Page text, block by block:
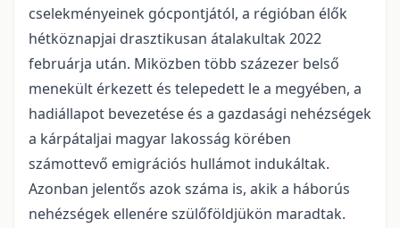
cselekményeinek gócpontjától, a régióban élők
hétköznapjai drasztikusan átalakultak 2022
februárja után. Miközben több százezer belső
menekült érkezett és telepedett le a megyében, a
hadiállapot bevezetése és a gazdasági nehézségek
a kárpátaljai magyar lakosság körében
számottevő emigrációs hullámot indukáltak.
Azonban jelentős azok száma is, akik a háborús
nehézségek ellenére szülőföldjükön maradtak.